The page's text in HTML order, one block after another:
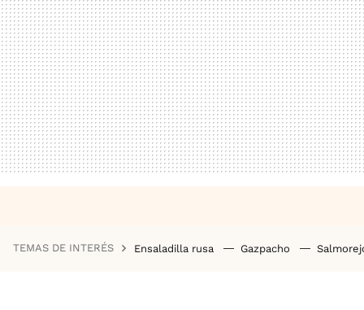
TEMAS DE INTERÉS Ensaladilla rusa Gazpacho